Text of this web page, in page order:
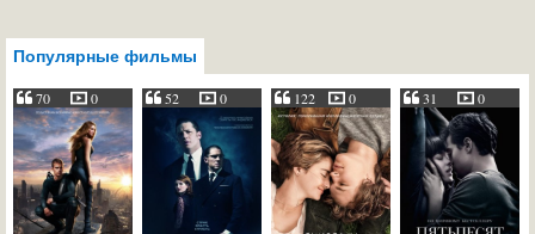
Популярные фильмы
70 0 52 0 122 0 31 0